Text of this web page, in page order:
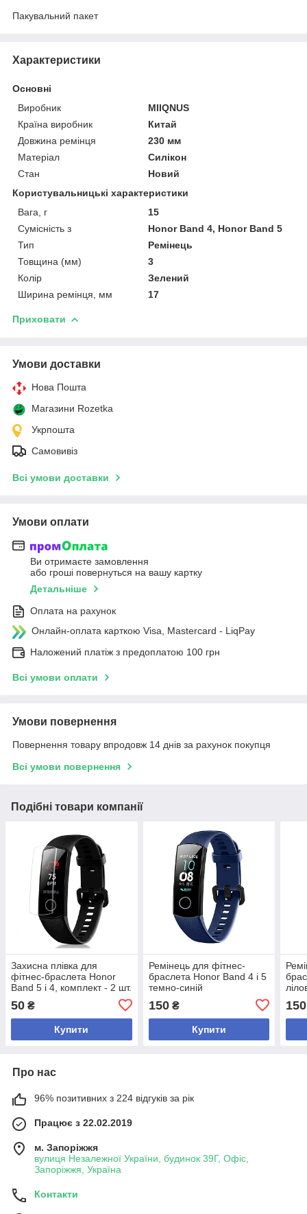
Пакувальний пакет
Характеристики
Основні
Виробник
MIIQNUS
Країна виробник
Китай
Довжина ремінця
230 мм
Матеріал
Силікон
Стан
Новий
Користувальницькі характеристики
Вага, г
15
Сумісність з
Honor Band 4, Honor Band 5
Тип
Ремінець
Товщина (мм)
3
Колір
Зелений
Ширина ремінця, мм
17
Приховати
Умови доставки
Нова Пошта
Магазини Rozetka
Укрпошта
Самовивіз
Всі умови доставки
Умови оплати
Ви отримаєте замовлення
або гроші повернуться на вашу картку
Детальніше
Оплата на рахунок
Онлайн-оплата карткою Visa, Mastercard - LiqPay
Наложений платіж з предоплатою 100 грн
Всі умови оплати
Умови повернення
Повернення товару впродовж 14 днів за рахунок покупця
Всі умови повернення
Подібні товари компанії
Захисна плівка для
фітнес-браслета Honor
Band 5 і 4, комплект - 2 шт.
50 ₴
Купити
Ремінець для фітнес-
браслета Honor Band 4 і 5
темно-синій
150₴
Купити
150
Про нас
96% позитивних з 224 відгуків за рік
Працює з 22.02.2019
м. Запоріжжя
вулиця Незалежної України, будинок 39Г, Офіс,
Запоріжжя, Україна
Контакти